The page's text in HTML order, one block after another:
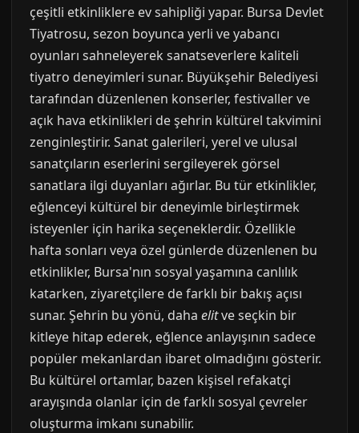
çeşitli etkinliklere ev sahipliği yapar. Bursa Devlet
Tiyatrosu, sezon boyunca yerli ve yabancı
oyunları sahneleyerek sanatseverlere kaliteli
tiyatro deneyimleri sunar. Büyükşehir Belediyesi
tarafından düzenlenen konserler, festivaller ve
açık hava etkinlikleri de şehrin kültürel takvimini
zenginleştirir. Sanat galerileri, yerel ve ulusal
sanatçıların eserlerini sergileyerek görsel
sanatlara ilgi duyanları ağırlar. Bu tür etkinlikler,
eğlenceyi kültürel bir deneyimle birleştirmek
isteyenler için harika seçeneklerdir. Özellikle
hafta sonları veya özel günlerde düzenlenen bu
etkinlikler, Bursa'nın sosyal yaşamına canlılık
katarken, ziyaretçilere de farklı bir bakış açısı
sunar. Şehrin bu yönü, daha elitve seçkin bir
kitleye hitap ederek, eğlence anlayışının sadece
popüler mekanlardan ibaret olmadığını gösterir.
Bu kültürel ortamlar, bazen kişisel refakatçi
arayışında olanlar için de farklı sosyal çevreler
oluşturma imkanı sunabilir.